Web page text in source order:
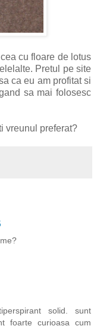
cu floare de lotus
Pretul pe site
ca eu am profitat si
sa mai folosesc
vreunul preferat?
solid. sunt
foarte curioasa cum